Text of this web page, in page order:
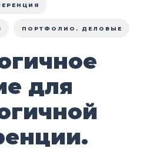
ПОРТФОЛИО. ДЕЛОВЫЕ
для